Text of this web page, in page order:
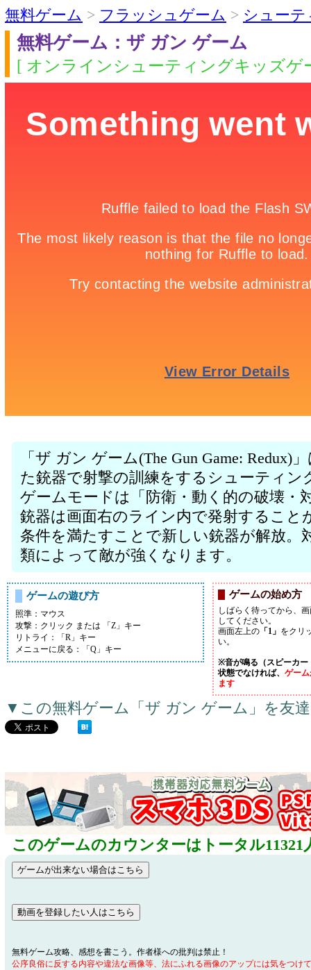
無料ゲーム > フラッシュゲーム > シューテ
無料ゲーム：ザ ガン ゲーム
[ オンラインシューティングキッズゲ
「ザ ガン ゲーム(The Gun Game: Redux)
た銃器で射撃の訓練をするシューティン
ゲームモードは「防衛・動く的の破壊・
銃器は画面右のライン内で発射すること
条件を満たすことで新しい銃器が解放。
類によって敵が強くなります。
ゲームの遊び方
照準：マウス
攻撃：クリック または 「Z」キー
リトライ：「R」キー
メニューに戻る：「Q」キー
ゲームの始め方
しばらく待ってから、
してください。
画面左上の 「1」 をクリ
い。
※音が鳴る（スピーカー
状態でなければ、 ゲー
ます
▼この無料ゲーム「ザ ガン ゲーム」を友
このゲームのカウンターはトータル11321
無料ゲーム攻略、感想を書こう。作者様への批判は禁止！
公序良俗に反する内容や違法な画像等、法にふれる画像のアップには気をつけ